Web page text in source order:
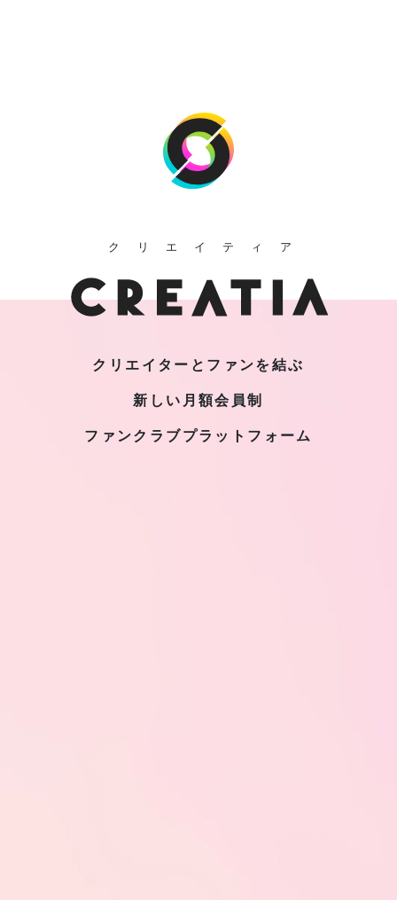
クリエイティア
クリエイターとファンを結ぶ
新しい月額会員制
ファンクラブプラットフォーム